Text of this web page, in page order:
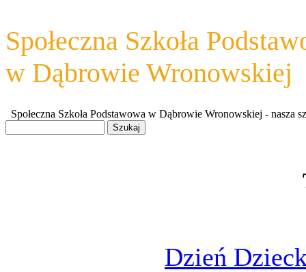
Społeczna Szkoła
w Dąbrowie Wronowskiej
Społeczna Szkoła Podstawowa w Dąbrowie Wronowskiej - nasza
Dzień